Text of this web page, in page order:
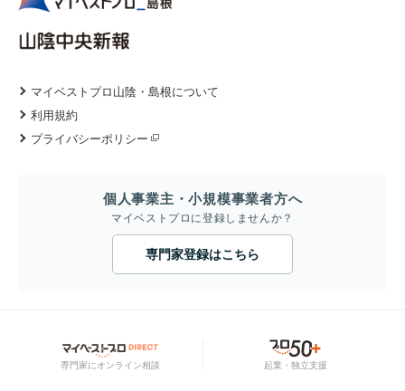
マイベストプロ山陰・島根について
利用規約
プライバシーポリシー
個人事業主・小規模事業者方へ
マイベストプロに登録しませんか？
専門家登録はこちら
専門家にオンライン相談 起業・独立支援